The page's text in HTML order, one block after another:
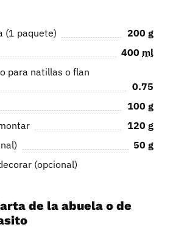
(1 paquete) 200 g
400 ml
para natillas o flan
0.75
100 g
120 g
50 g
(opcional)
de la abuela o de